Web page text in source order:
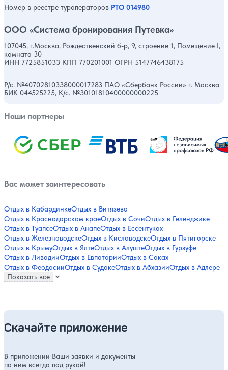
Номер в реестре туроператоров РТО 014980
ООО «Система бронирования Путевка»
107045, г.Москва, Рождественский б-р, 9, строение 1, Помещение I,
комната 30
ИНН 7725851033 КПП 770201001 ОГРН 5147746438175
Р/с. №40702810338000017283 ПАО «Сбербанк России» г. Москва
БИК 044525225, К/с. №30101810400000000225
Наши партнеры
Вас может заинтересовать
Отдых в КабардинкеОтдых в Витязево
Отдых в Краснодарском краеОтдых в СочиОтдых в Геленджике
Отдых в ТуапсеОтдых в АнапеОтдых в Ессентуках
Отдых в ЖелезноводскеОтдых в КисловодскеОтдых в Пятигорске
Отдых в КрымуОтдых в ЯлтеОтдых в АлуштеОтдых в Гурзуфе
Отдых в ЛивадииОтдых в ЕвпаторииОтдых в Саках
Отдых в ФеодосииОтдых в СудакеОтдых в АбхазииОтдых в Адлере
Показать все
Скачайте приложение
В приложении Ваши заявки и документы
по ним всегда под рукой!